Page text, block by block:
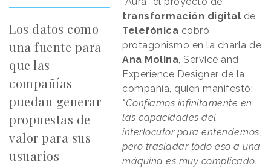
Los datos como
una fuente para
que las
compañías
puedan generar
propuestas de
valor para sus
usuarios
transformación digital de
Telefónica cobró
protagonismo en la charla de
Ana Molina, Service and
Experience Designer de la
compañía, quien manifestó:
"Confiamos infinitamente en
las capacidades del
interlocutor para entendernos,
pero trasladar todo eso a una
máquina es muy complicado.